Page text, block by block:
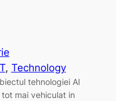
, Technology
tehnologiei AI
mai vehiculat in